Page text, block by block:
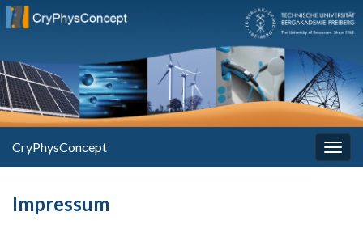
CryPhysConcept
Impressum